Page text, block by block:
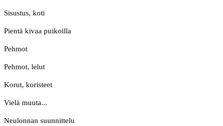
Sisustus, koti
Pientä kivaa puikoilla
Pehmot
Pehmot, lelut
Korut, koristeet
Vielä muuta...
Neulonnan suunnittelu